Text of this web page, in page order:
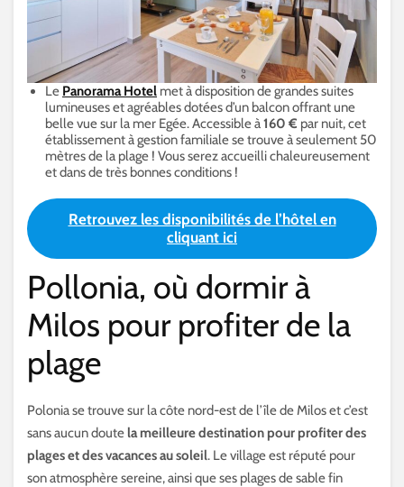
Le Panorama Hotel met à disposition de grandes suites
lumineuses et agréables dotées d’un balcon offrant une
belle vue sur la mer Egée. Accessible à160 € par nuit, cet
établissement à gestion familiale se trouve à seulement 50
mètres de la plage ! Vous serez accueilli chaleureusement
et dans de très bonnes conditions !
Retrouvez les disponibilités de l’hôtel en
cliquant ici
Pollonia, où dormir à
Milos pour profiter de la
plage
Polonia se trouve sur la côte nord-est de l’île de Milos et c’est
sans aucun doute la meilleure destination pour profiter des
plages et des vacances au soleil. Le village est réputé pour
son atmosphère sereine, ainsi que ses plages de sable fin